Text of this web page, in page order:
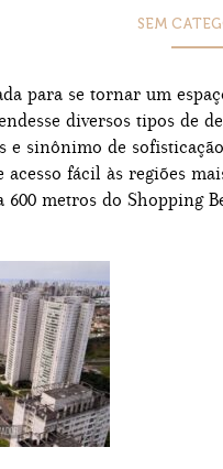
SEM
para se tornar um
diversos tipos de
e sinônimo de
fácil às regiões
600 metros do Shopping